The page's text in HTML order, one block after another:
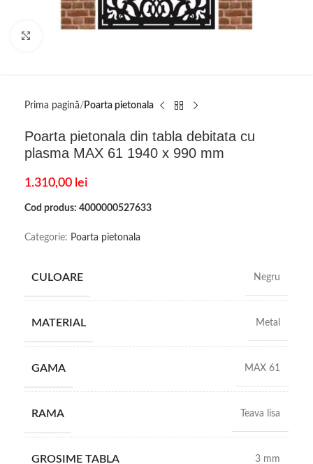
Prima pagină Poarta pietonala
Poarta pietonala din tabla debitata cu
plasma MAX 61 1940 x 990 mm
1.310,00 lei
Cod produs: 4000000527633
Categorie: Poarta pietonala
CULOARE Negru
MATERIAL Metal
GAMA MAX 61
RAMA Teava lisa
GROSIME TABLA 3 mm